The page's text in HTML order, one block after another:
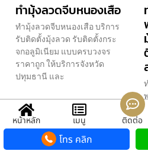
ทำมุ้งลวดจีบหนองเสือ
ทำมุ้งลวดจีบหนองเสือ บริการ
รับติดตั้งมุ้งลวด รับติดตั้งกระ
จกอลูมิเนียม แบบครบวงจร
ราคาถูก ให้บริการจังหวัด
ปทุมธานี และ
หน้าหลัก เมนู ติดต่อ
โทร คลิก